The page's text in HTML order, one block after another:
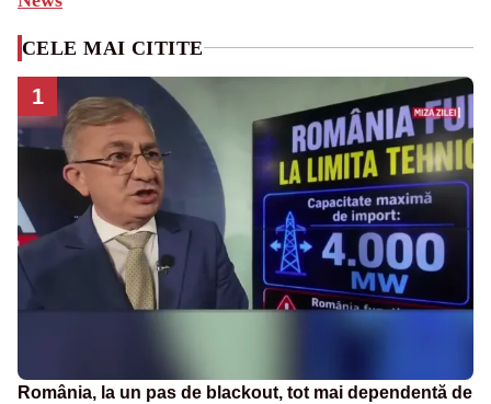
CELE MAI CITITE
1
România, la un pas de blackout, tot mai dependentă de